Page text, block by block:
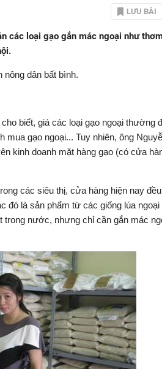
LƯU BÀI
các loại gạo gắn mác ngoại như
dân bất bình.
biết, giá các loại gạo ngoại thường
gạo ngoại... Tuy nhiên, ông
kinh doanh mặt hàng gạo (có cửa
các siêu thị, cửa hàng hiện nay
đó là sản phẩm từ các giống lúa
nước, nhưng chỉ cần gắn mác